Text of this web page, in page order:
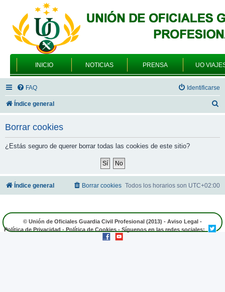
INICIO NOTICIAS PRENSA UO
FAQ Identificarse
Índice general
Borrar cookies
¿Estás seguro de querer borrar todas las cookies de este sitio?
Índice general Todos los horarios son UTC+02:00
Borrar cookies
© Unión de Oficiales Guardia Civil Profesional (2013) - Aviso Legal -
Política de Privacidad - Política de Cookies - Síguenos en las redes sociales: